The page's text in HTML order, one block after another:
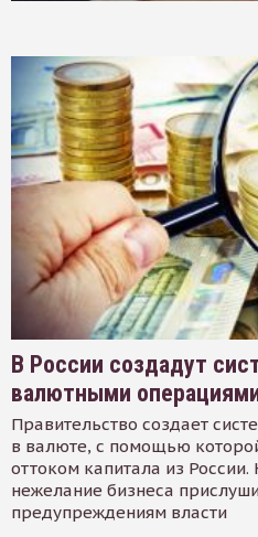
В России создадут
валютными
Правительство создает
в валюте, с помощью
оттоком капитала из
нежелание бизнеса
предупреждениям власти